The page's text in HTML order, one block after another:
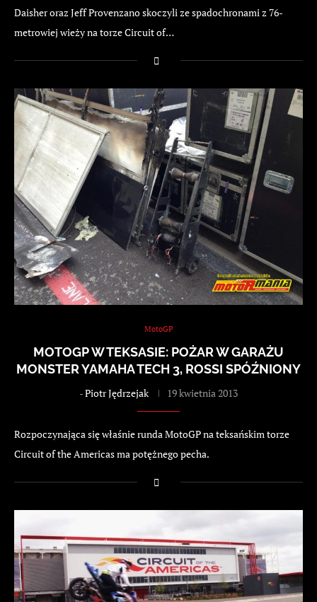
Daisher oraz Jeff Provenzano skoczyli ze spadochronami z 76-
metrowiej wieży na torze Circuit of…
MotoGP
MOTOGP W TEKSASIE: POŻAR W GARAŻU
MONSTER YAMAHA TECH 3, ROSSI SPÓŹNIONY
-Piotr Jędrzejak 19 kwietnia 2013
Rozpoczynająca się właśnie runda MotoGP na teksańskim torze
Circuit of the Americas ma potężnego pecha.